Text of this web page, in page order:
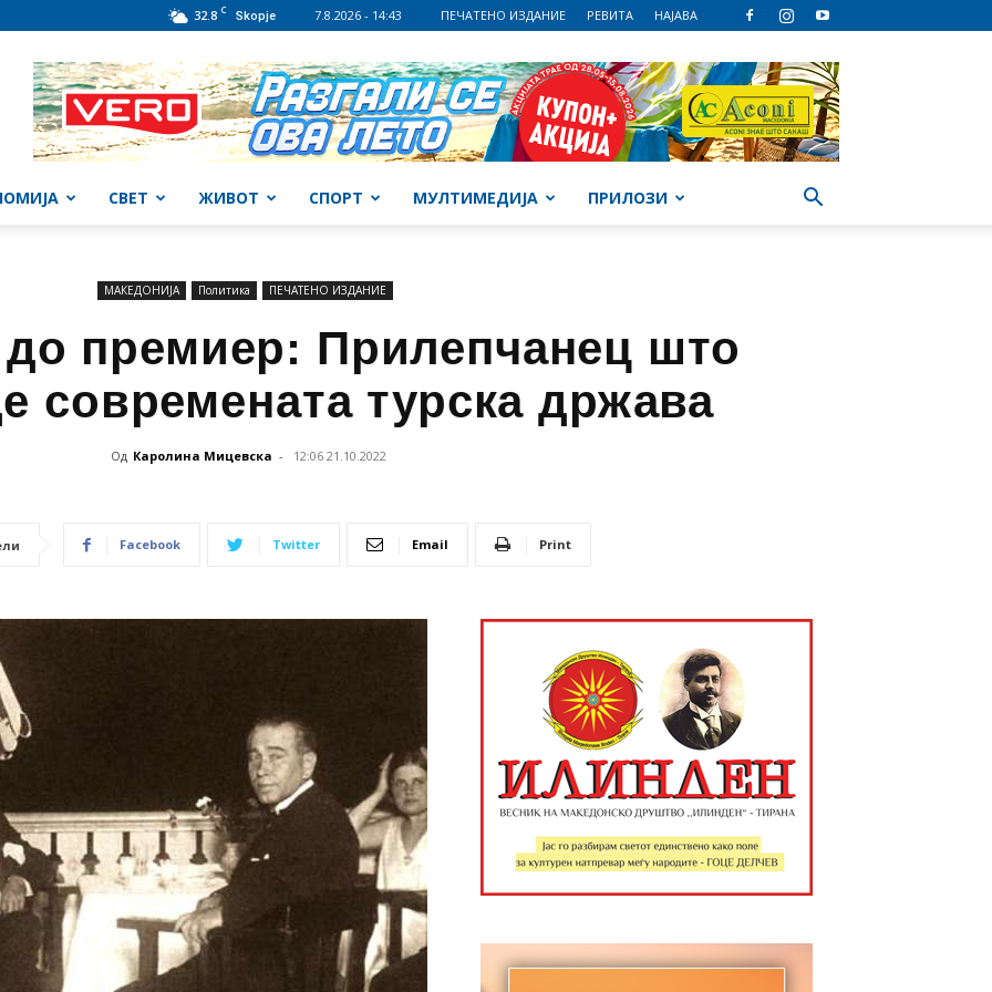
32.8 C Skopje 7.8.2026 - 14:43 ПЕЧАТЕНО ИЗДАНИЕ РЕВИТА НАЈАВА
СВЕТ ЖИВОТ СПОРТ МУЛТИМЕДИЈА ПРИЛОЗИ
МАКЕДОНИЈА Политика ПЕЧАТЕНО ИЗДАНИЕ
премиер: Прилепчанец што
современата турска држава
Од Каролина Мицевска - 12:06 21.10.2022
Facebook Twitter Email Print